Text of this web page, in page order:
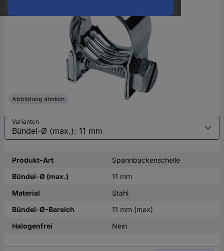
Abbildung ähnlich
Varianten
Produkt-Art
Spannbackenschelle
Bündel-Ø (max.)
11 mm
Material
Stahl
Bündel-Ø-Bereich
11 mm (max)
Halogenfrei
Nein